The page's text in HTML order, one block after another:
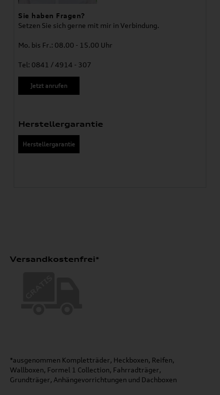
Sie haben Fragen?
Setzen Sie sich gerne mit mir in Verbindung.
Mo. bis Fr.: 08.00 - 15.00 Uhr
Tel: 0841 / 4914 - 307
Jetzt anrufen
Herstellergarantie
Herstellergarantie
Versandkostenfrei*
*ausgenommen Kompletträder, Heckboxen, Reifen,
Wallboxen, Formel 1 Collection, Fahrradträger,
Grundträger, Anhängevorrichtungen und Dachboxen